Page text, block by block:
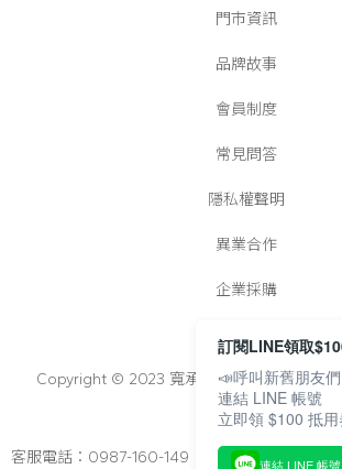
門市資訊
品牌故事
會員制度
常見問答
隱私權聲明
異業合作
企業採購
Copyright © 2023 寬承實業有限公司│統一
客服電話：0987-160-149
訂閱LINE領取
📣呼叫新舊朋友們
連結 LINE 帳號
立即領 $100 抵用
連結 LINE 帳號